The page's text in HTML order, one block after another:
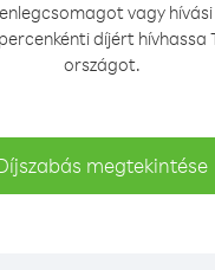
vagy
díjért hívhassa
országot.
megtekintése